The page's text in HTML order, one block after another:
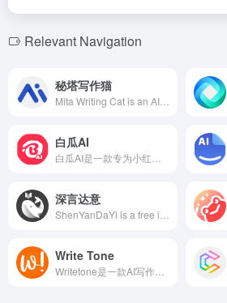
Relevant Navigation
秘塔写作猫
白瓜AI
深言达意
Write Tone